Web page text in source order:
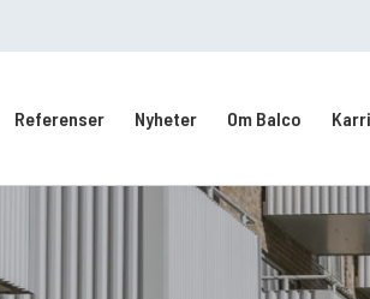
Referenser Nyheter Om Balco